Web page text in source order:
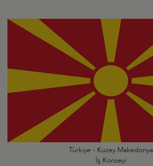
Türkiye - Kuzey Makedonya
İş Konseyi